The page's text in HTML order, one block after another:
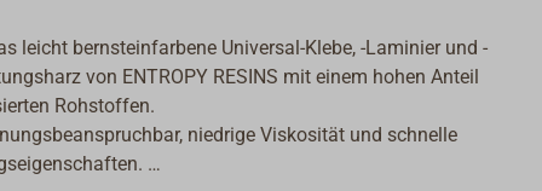
leicht bernsteinfarbene Universal-Klebe, -Laminier und -
von ENTROPY RESINS mit einem hohen Anteil
Rohstoffen.
niedrige Viskosität und schnelle